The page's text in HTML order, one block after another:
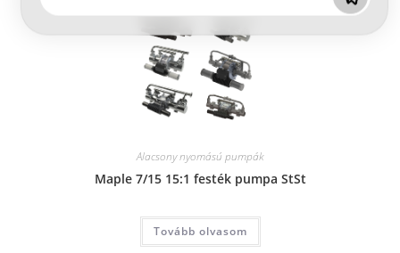
Alacsony nyomású pumpák
Maple 7/15 15:1 festék pumpa StSt
Tovább olvasom